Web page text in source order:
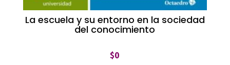
La escuela y su entorno en la sociedad
del conocimiento
$0